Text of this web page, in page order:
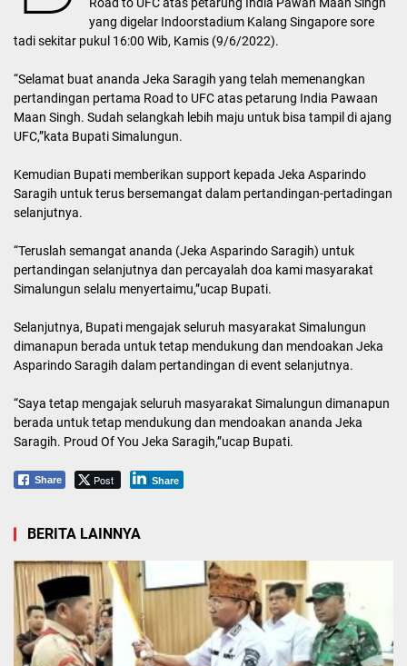
yang digelar Indoorstadium Kalang Singapore sore
tadi sekitar pukul 16:00 Wib, Kamis (9/6/2022).
“Selamat buat ananda Jeka Saragih yang telah memenangkan
pertandingan pertama Road to UFC atas petarung India Pawaan
Maan Singh. Sudah selangkah lebih maju untuk bisa tampil di ajang
UFC,”kata Bupati Simalungun.
Kemudian Bupati memberikan support kepada Jeka Asparindo
Saragih untuk terus bersemangat dalam pertandingan-pertadingan
selanjutnya.
“Teruslah semangat ananda (Jeka Asparindo Saragih) untuk
pertandingan selanjutnya dan percayalah doa kami masyarakat
Simalungun selalu menyertaimu,”ucap Bupati.
Selanjutnya, Bupati mengajak seluruh masyarakat Simalungun
dimanapun berada untuk tetap mendukung dan mendoakan Jeka
Asparindo Saragih dalam pertandingan di event selanjutnya.
“Saya tetap mengajak seluruh masyarakat Simalungun dimanapun
berada untuk tetap mendukung dan mendoakan ananda Jeka
Saragih. Proud Of You Jeka Saragih,”ucap Bupati.
Share Post Share
BERITA LAINNYA